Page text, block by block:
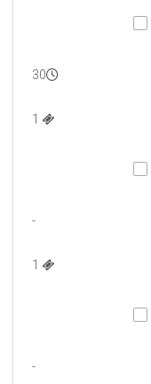
30
1
-
1
-